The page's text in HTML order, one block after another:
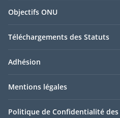
Objectifs ONU
Téléchargements des Statuts
Adhésion
Mentions légales
Politique de Confidentialité des